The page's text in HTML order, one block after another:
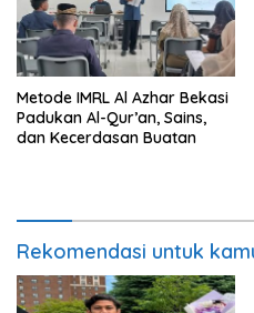
Metode IMRL Al Azhar Bekasi
Padukan Al-Qur’an, Sains,
dan Kecerdasan Buatan
Rekomendasi untuk